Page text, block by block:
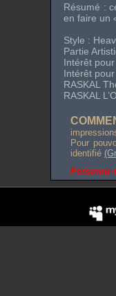
Résumé :
en faire un
Style :
Partie
Intérêt
Intérêt
RASKAL
RASKAL
Pour
identifié
Personne